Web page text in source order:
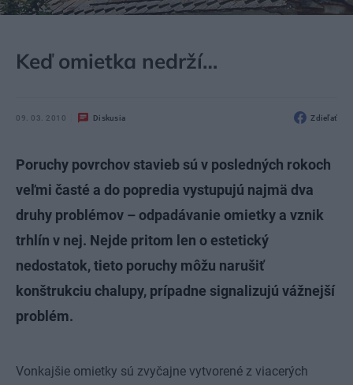
Keď omietka nedrží…
09. 03. 2010 Diskusia Zdieľať
Poruchy povrchov stavieb sú v posledných rokoch
veľmi časté a do popredia vystupujú najmä dva
druhy problémov – odpadávanie omietky a vznik
trhlín v nej. Nejde pritom len o estetický
nedostatok, tieto poruchy môžu narušiť
konštrukciu chalupy, prípadne signalizujú vážnejší
problém.
Vonkajšie omietky sú zvyčajne vytvorené z viacerých